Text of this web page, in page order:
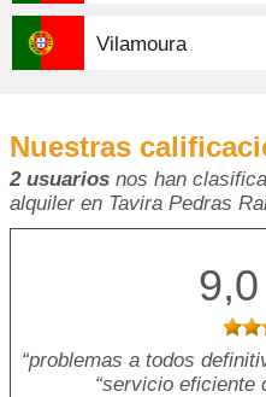
Vilamoura
Nuestras
2 usuarios nos han
alquiler en Tavira Pedras
problemas a todos
servicio eficiente